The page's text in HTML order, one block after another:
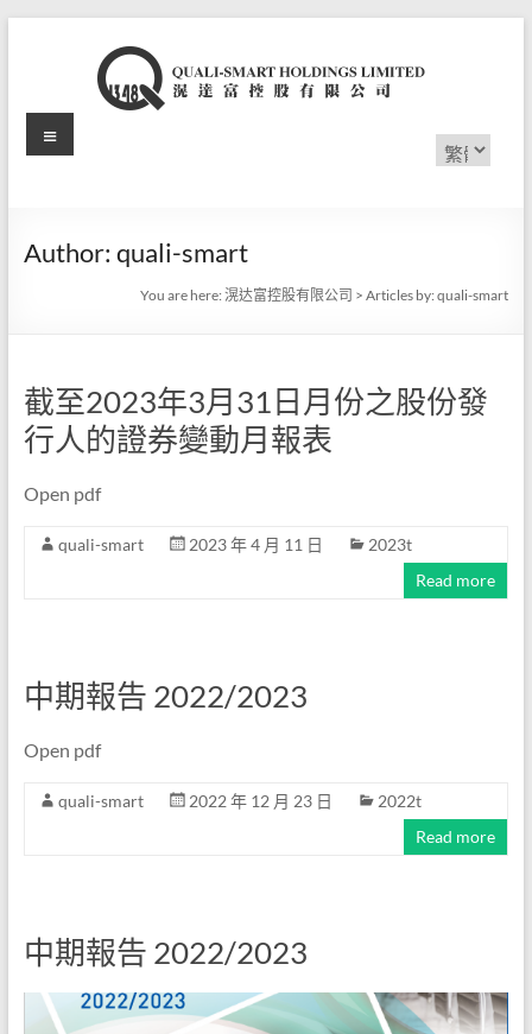
滉
富
限
公
司
Choose
a
Menu
Author: quali-smart
You are here:滉达富控股有限公司 >Articles by: quali-smart
截至2023年3月31日月份之股份發
行人的證券變動月報表
Open pdf
quali-smart 2023 年 4 月 11 日
2023t
Read more
中期報告 2022/2023
Open pdf
quali-smart 2022 年 12 月 23 日
2022t
Read more
中期報告 2022/2023